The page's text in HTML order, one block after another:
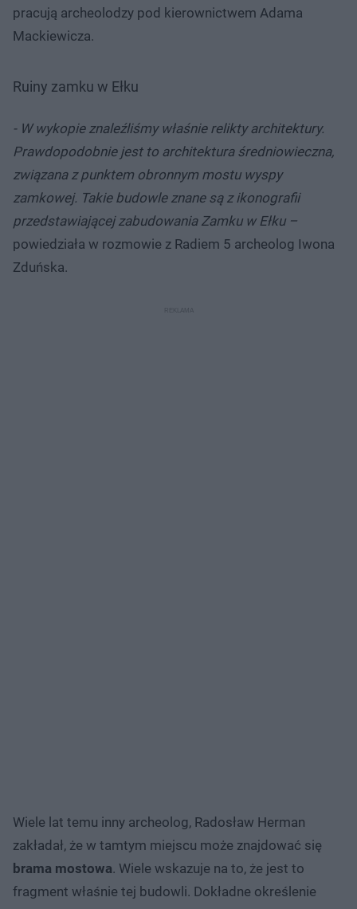
pracują archeolodzy pod kierownictwem Adama
Mackiewicza.
Ruiny zamku w Ełku
- W wykopie znaleźliśmy właśnie relikty architektury.
Prawdopodobnie jest to architektura średniowieczna,
związana z punktem obronnym mostu wyspy
zamkowej. Takie budowle znane są z ikonografii
przedstawiającej zabudowania Zamku w Ełku –
powiedziała w rozmowie z Radiem 5 archeolog Iwona
Zduńska.
Wiele lat temu inny archeolog, Radosław Herman
zakładał, że w tamtym miejscu może znajdować się
brama mostowa. Wiele wskazuje na to, że jest to
fragment właśnie tej budowli. Dokładne określenie